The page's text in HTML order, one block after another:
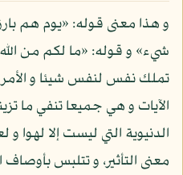
و هذا معنى قوله: «يوم هم
شيء» و قوله: «ما لكم من
تملك نفس لنفس شيئا و
الآيات و هي جميعا تنفي ما
الدنيوية التي ليست إلا لهوا
معنى التأثير، و تتلبس